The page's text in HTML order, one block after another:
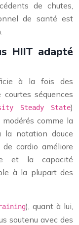
de chutes,
de santé est
HIIT adapté
à la fois des
séquences
Steady State)
comme la
la natation douce
cardio améliore
et la capacité
à la plupart des
), quant à lui,
soutenu avec des